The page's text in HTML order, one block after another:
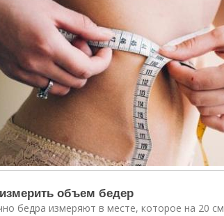
объем бедер
бедра измеряют в месте, которое на 20